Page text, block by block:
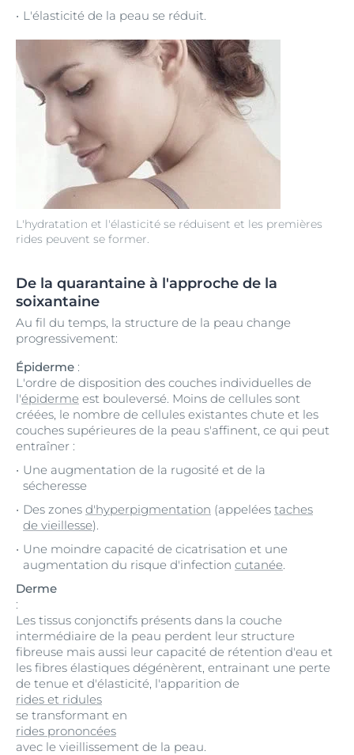
L'hydratation et l'élasticité se réduisent et les premières
rides peuvent se former.
L'élasticité de la peau se réduit.
De la quarantaine à l'approche de la
soixantaine
Au fil du temps, la structure de la peau change
progressivement:
Épiderme :
L'ordre de disposition des couches individuelles de
l'épiderme est bouleversé. Moins de cellules sont
créées, le nombre de cellules existantes chute et les
couches supérieures de la peau s'affinent, ce qui peut
entraîner :
Une augmentation de la rugosité et de la
sécheresse
Des zones d'hyperpigmentation (appelées taches
de vieillesse).
Une moindre capacité de cicatrisation et une
augmentation du risque d'infection cutanée.
Derme
:
Les tissus conjonctifs présents dans la couche
intermédiaire de la peau perdent leur structure
fibreuse mais aussi leur capacité de rétention d'eau et
les fibres élastiques dégénèrent, entrainant une perte
de tenue et d'élasticité, l'apparition de
rides et ridules
se transformant en
rides prononcées
avec le vieillissement de la peau.